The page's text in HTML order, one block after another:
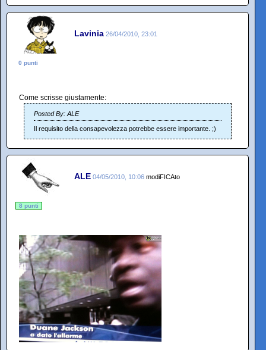
Lavinia 26/04/2010, 23:01
0 punti
Come scrisse giustamente:
Posted By: ALE
Il requisito della consapevolezza potrebbe essere importante. ;)
ALE 04/05/2010, 10:06 modiFICAto
8 punti